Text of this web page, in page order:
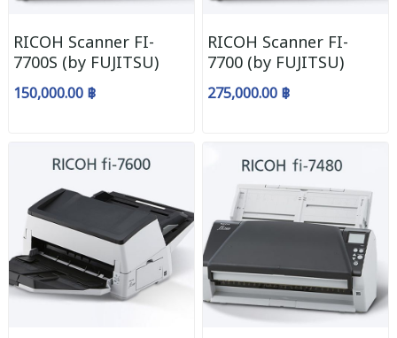
RICOH Scanner FI-
7700S (by FUJITSU)
150,000.00 ฿
RICOH Scanner FI-
7700 (by FUJITSU)
275,000.00 ฿